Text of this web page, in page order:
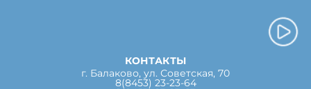
КОНТАКТЫ
г. Балаково, ул. Советская, 70
8(8453) 23-23-64